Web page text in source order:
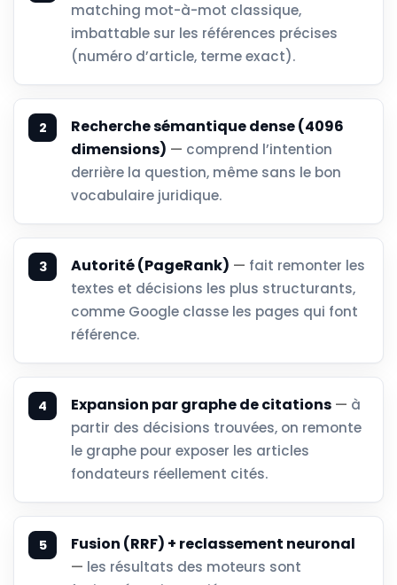
matching mot-à-mot classique,
imbattable sur les références précises
(numéro d’article, terme exact).
Recherche sémantique dense (4096
dimensions) — comprend l’intention
derrière la question, même sans le bon
vocabulaire juridique.
Autorité (PageRank) — fait remonter les
textes et décisions les plus structurants,
comme Google classe les pages qui font
référence.
Expansion par graphe de citations — à
partir des décisions trouvées, on remonte
le graphe pour exposer les articles
fondateurs réellement cités.
Fusion (RRF) + reclassement neuronal
— les résultats des moteurs sont